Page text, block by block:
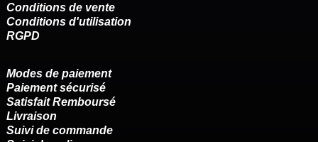
Conditions de vente
Conditions d'utilisation
RGPD
Modes de paiement
Paiement sécurisé
Satisfait Remboursé
Livraison
Suivi de commande